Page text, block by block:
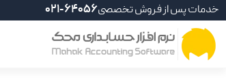
خدمات پس از فروش تخصصی021-64056